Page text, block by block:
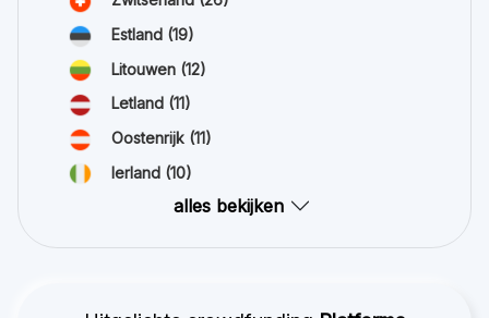
Estland (19)
Litouwen (12)
Letland (11)
Oostenrijk (11)
Ierland (10)
alles bekijken